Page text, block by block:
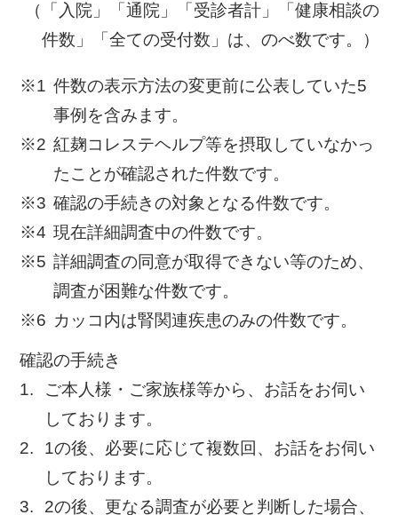
（「入院」「通院」「受診者計」「健康相談の
件数」「全ての受付数」は、のべ数です。）
件数の表示方法の変更前に公表していた5
事例を含みます。
紅麹コレステヘルプ等を摂取していなかっ
たことが確認された件数です。
確認の手続きの対象となる件数です。
現在詳細調査中の件数です。
詳細調査の同意が取得できない等のため、
調査が困難な件数です。
カッコ内は腎関連疾患のみの件数です。
確認の手続き
ご本人様・ご家族様等から、お話をお伺い
しております。
1の後、必要に応じて複数回、お話をお伺い
しております。
2の後、更なる調査が必要と判断した場合、